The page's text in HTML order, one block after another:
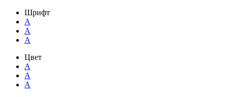
Шрифт
A
A
A
Цвет
A
A
A